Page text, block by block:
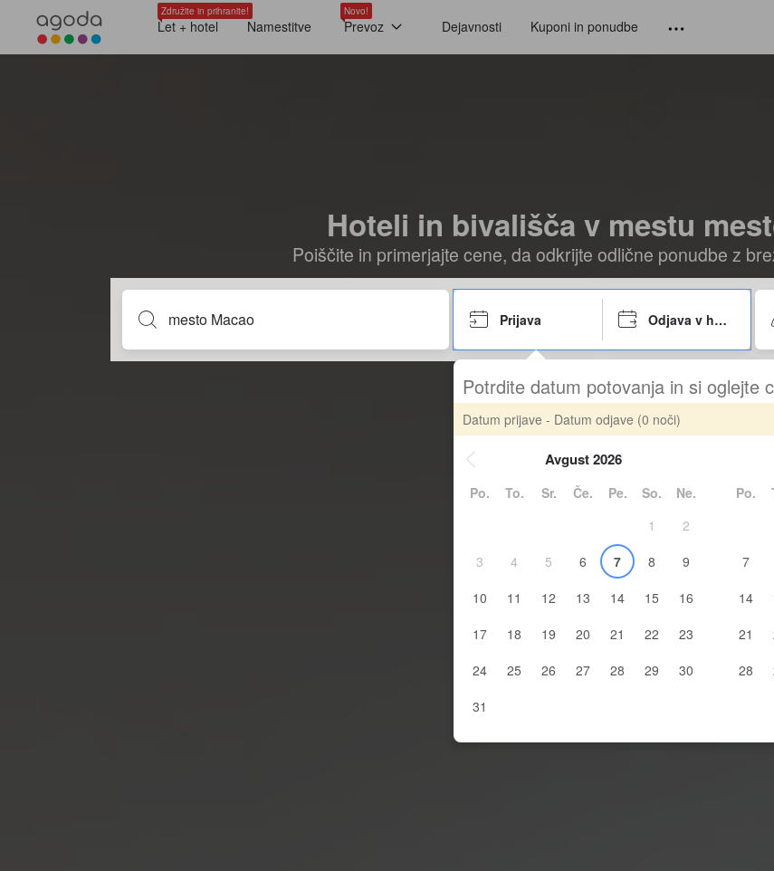
Združite in prihranite!
Let + hotel Namestitve
Novo!
Prevoz Dejavnosti Kuponi in ponudbe
Hoteli in bivališča v mestu
Poiščite in primerjajte cene, da odkrijte odlične ponudbe z
Prijava Odjava v hotelu
Potrdite datum potovanja in si oglejte
Datum prijave - Datum odjave (0 noči)
Avgust 2026
Po. To. Sr. Če. Pe. So.
Ne.
1
2
3
4 5 6 7 8
9
10
11 12 13 14 15
16
17
18 19 20 21 22
23
24
25 26 27 28 29
30
31
Po.
7
14
21
28